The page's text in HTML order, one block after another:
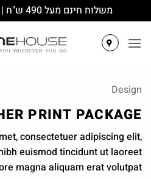
משלוח חינם מעל 490 ש"ח | 2-6 ימי אספקה
Design
PRINT PACKAGE
consectetuer adipiscing elit,
euismod tincidunt ut laoreet
magna aliquam erat volutpat.